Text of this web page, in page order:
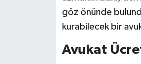
göz önünde
kurabilecek bir
Avukat